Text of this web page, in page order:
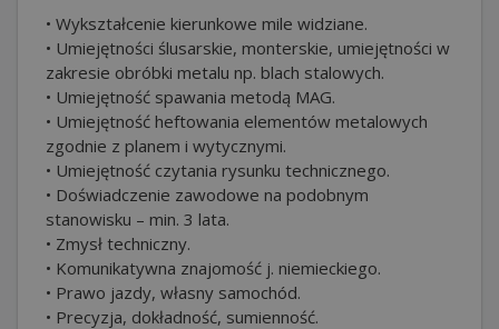
• Wykształcenie kierunkowe mile widziane.
• Umiejętności ślusarskie, monterskie, umiejętności w
zakresie obróbki metalu np. blach stalowych.
• Umiejętność spawania metodą MAG.
• Umiejętność heftowania elementów metalowych
zgodnie z planem i wytycznymi.
• Umiejętność czytania rysunku technicznego.
• Doświadczenie zawodowe na podobnym
stanowisku – min. 3 lata.
• Zmysł techniczny.
• Komunikatywna znajomość j. niemieckiego.
• Prawo jazdy, własny samochód.
• Precyzja, dokładność, sumienność.